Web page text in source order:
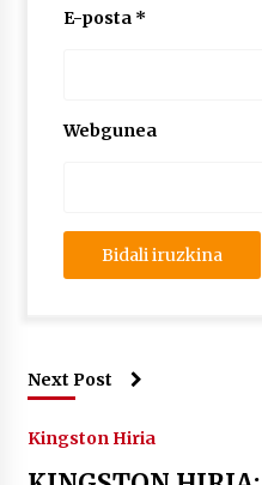
E-posta *
Webgunea
Next Post
Kingston Hiria